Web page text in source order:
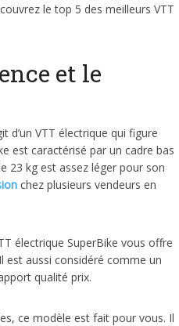
le top 5 des meilleurs VTT
et le
d’un VTT électrique qui figure
est caractérisé par un cadre bas
23 kg est assez léger pour son
chez plusieurs vendeurs en
électrique SuperBike vous offre
est aussi considéré comme un
qualité prix.
ce modèle est fait pour vous. Il